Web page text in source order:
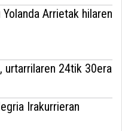
Arrietak hilaren
urtarrilaren 24tik 30era
Irakurrieran